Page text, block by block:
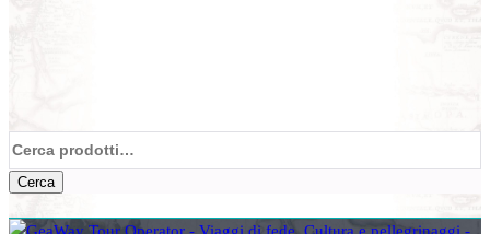
Cerca:
Cerca